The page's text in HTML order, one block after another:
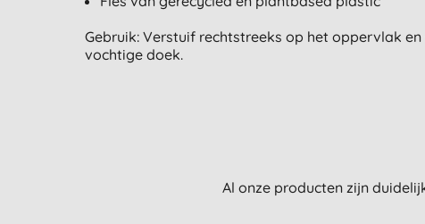
Gebruik: Verstuif rechtstreeks op het oppervlak
vochtige doek.
Al onze producten zijn